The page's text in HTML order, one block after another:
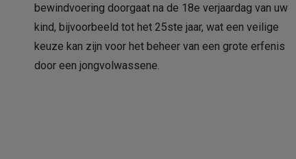
bewindvoering doorgaat na de 18e verjaardag van uw
kind, bijvoorbeeld tot het 25ste jaar, wat een veilige
keuze kan zijn voor het beheer van een grote erfenis
door een jongvolwassene.